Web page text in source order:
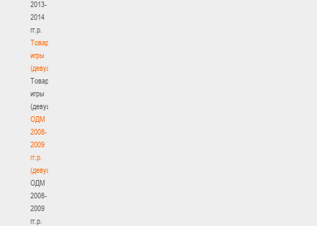
2013-
2014
гг.р.
Товарищеские
игры
(девушки)
Товарищеские
игры
(девушки)
ОДМ
2008-
2009
гг.р.
(девушки)
ОДМ
2008-
2009
гг.р.